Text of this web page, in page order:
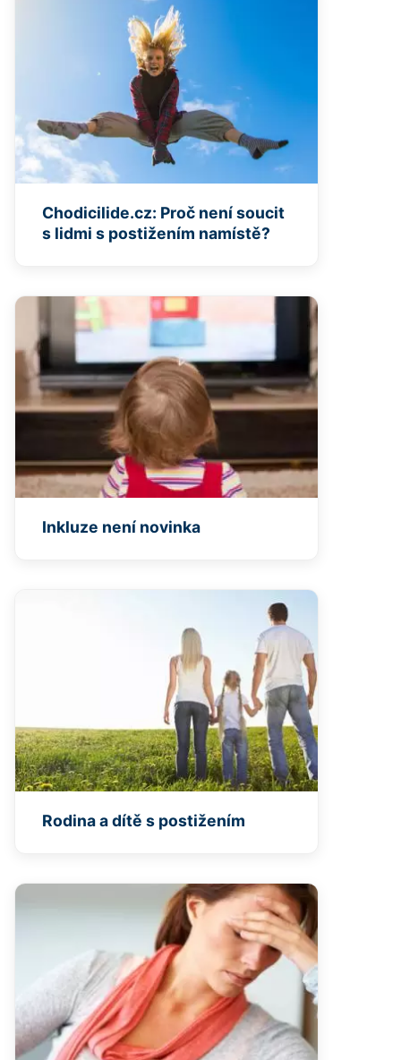
Chodicilide.cz: Proč není soucit
s lidmi s postižením namístě?
Inkluze není novinka
Rodina a dítě s postižením